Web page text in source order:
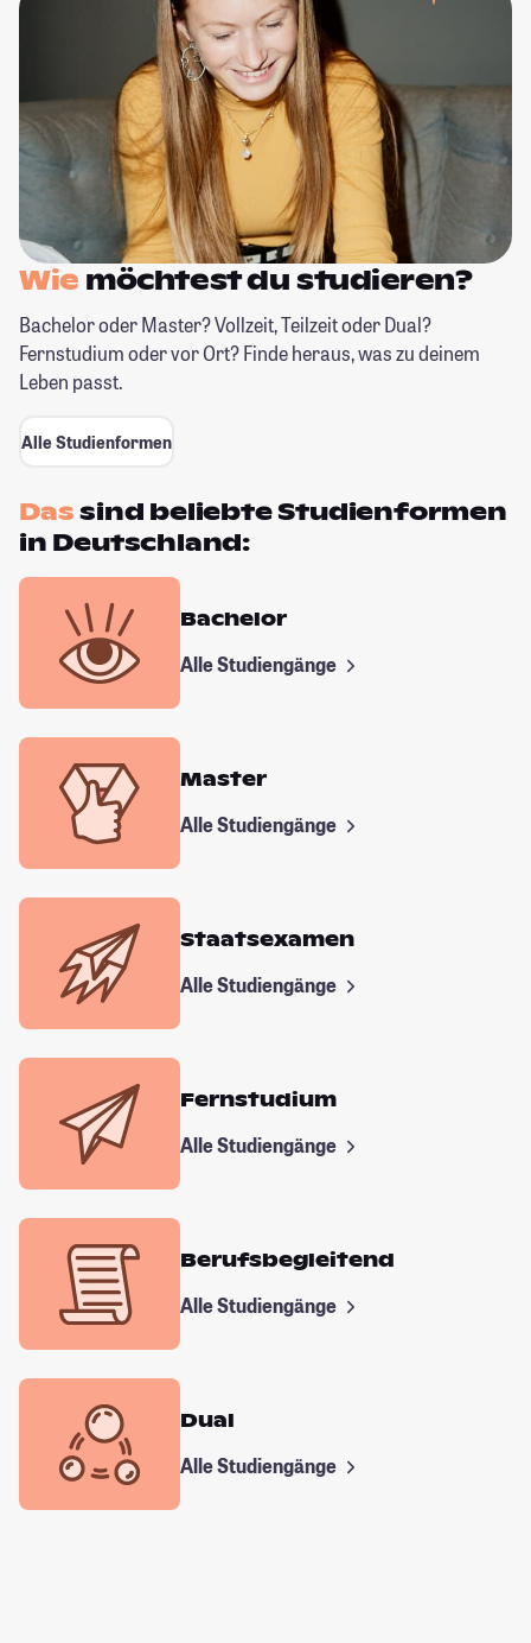
Wie möchtest du studieren?
Bachelor oder Master? Vollzeit, Teilzeit oder Dual?
Fernstudium oder vor Ort? Finde heraus, was zu deinem
Leben passt.
Alle Studienformen
Das sind beliebte Studienformen
in Deutschland:
Bachelor
Alle Studiengänge
Master
Alle Studiengänge
Staatsexamen
Alle Studiengänge
Fernstudium
Alle Studiengänge
Berufsbegleitend
Alle Studiengänge
Dual
Alle Studiengänge